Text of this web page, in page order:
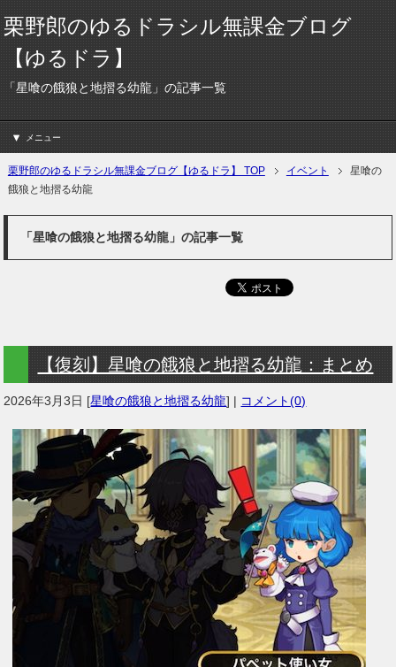
栗野郎のゆるドラシル無課金ブログ
【ゆるドラ】
「星喰の餓狼と地摺る幼龍」の記事一覧
メニュー
栗野郎のゆるドラシル無課金ブログ【ゆるドラ】 TOP イベント
星喰の
餓狼と地摺る幼龍
「星喰の餓狼と地摺る幼龍」の記事一覧
【復刻】星喰の餓狼と地摺る幼龍：まとめ
2026年3月3日 [星喰の餓狼と地摺る幼龍] | コメント(0)